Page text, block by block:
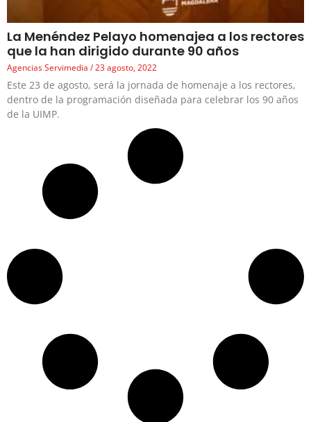
La Menéndez Pelayo homenajea a los rectores
que la han dirigido durante 90 años
Agencias Servimedia 23 agosto, 2022
Este 23 de agosto, será la jornada de homenaje a los rectores,
dentro de la programación diseñada para celebrar los 90 años
de la UIMP.